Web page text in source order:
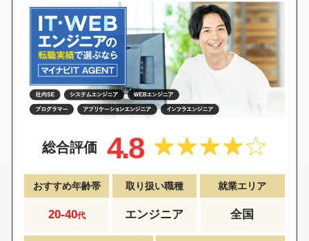
総合評価 4.8
おすすめ年齢帯
20-40代
取り扱い職種
エンジニア
就業エリア
全国